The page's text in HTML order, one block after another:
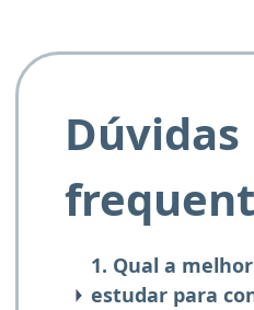
Dúvidas
1. Qual a
estudar para